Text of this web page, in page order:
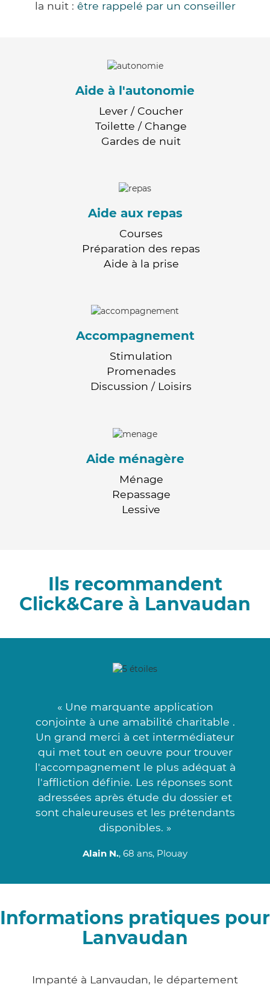
la nuit : être rappelé par un conseiller
Aide à l'autonomie
Lever / Coucher
Toilette / Change
Gardes de nuit
Aide aux repas
Courses
Préparation des repas
Aide à la prise
Accompagnement
Stimulation
Promenades
Discussion / Loisirs
Aide ménagère
Ménage
Repassage
Lessive
Ils recommandent
Click&Care à Lanvaudan
« Une marquante application
conjointe à une amabilité charitable .
Un grand merci à cet intermédiateur
qui met tout en oeuvre pour trouver
l'accompagnement le plus adéquat à
l'affliction définie. Les réponses sont
adressées après étude du dossier et
sont chaleureuses et les prétendants
disponibles. »
Alain N., 68 ans, Plouay
Informations pratiques pour
Lanvaudan
Impanté à Lanvaudan, le département